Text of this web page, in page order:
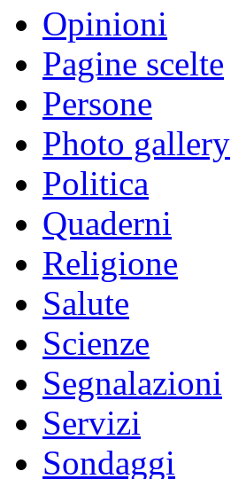
Opinioni
Pagine scelte
Persone
Photo gallery
Politica
Quaderni
Religione
Salute
Scienze
Segnalazioni
Servizi
Sondaggi